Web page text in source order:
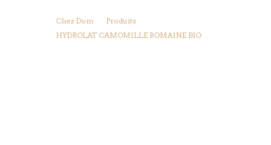
Chez Dom
Produits
HYDROLAT CAMOMILLE ROMAINE BIO